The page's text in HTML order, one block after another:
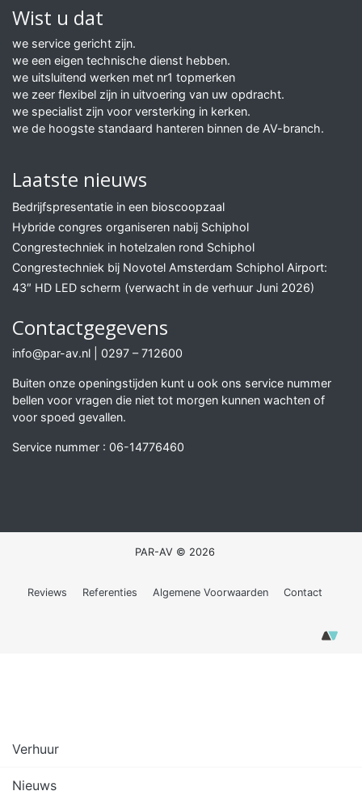
Wist u dat
we service gericht zijn.
we een eigen technische dienst hebben.
we uitsluitend werken met nr1 topmerken
we zeer flexibel zijn in uitvoering van uw opdracht.
we specialist zijn voor versterking in kerken.
we de hoogste standaard hanteren binnen de AV-branch.
Laatste nieuws
Bedrijfspresentatie in een bioscoopzaal
Hybride congres organiseren nabij Schiphol
Congrestechniek in hotelzalen rond Schiphol
Congrestechniek bij Novotel Amsterdam Schiphol Airport:
43″ HD LED scherm (verwacht in de verhuur Juni 2026)
Contactgegevens
info@par-av.nl 0297 – 712600
Buiten onze openingstijden kunt u ook ons service nummer
bellen voor vragen die niet tot morgen kunnen wachten of
voor spoed gevallen.
Service nummer : 06-14776460
PAR-AV © 2026
Reviews Referenties Algemene Voorwaarden Contact
Verhuur
Nieuws